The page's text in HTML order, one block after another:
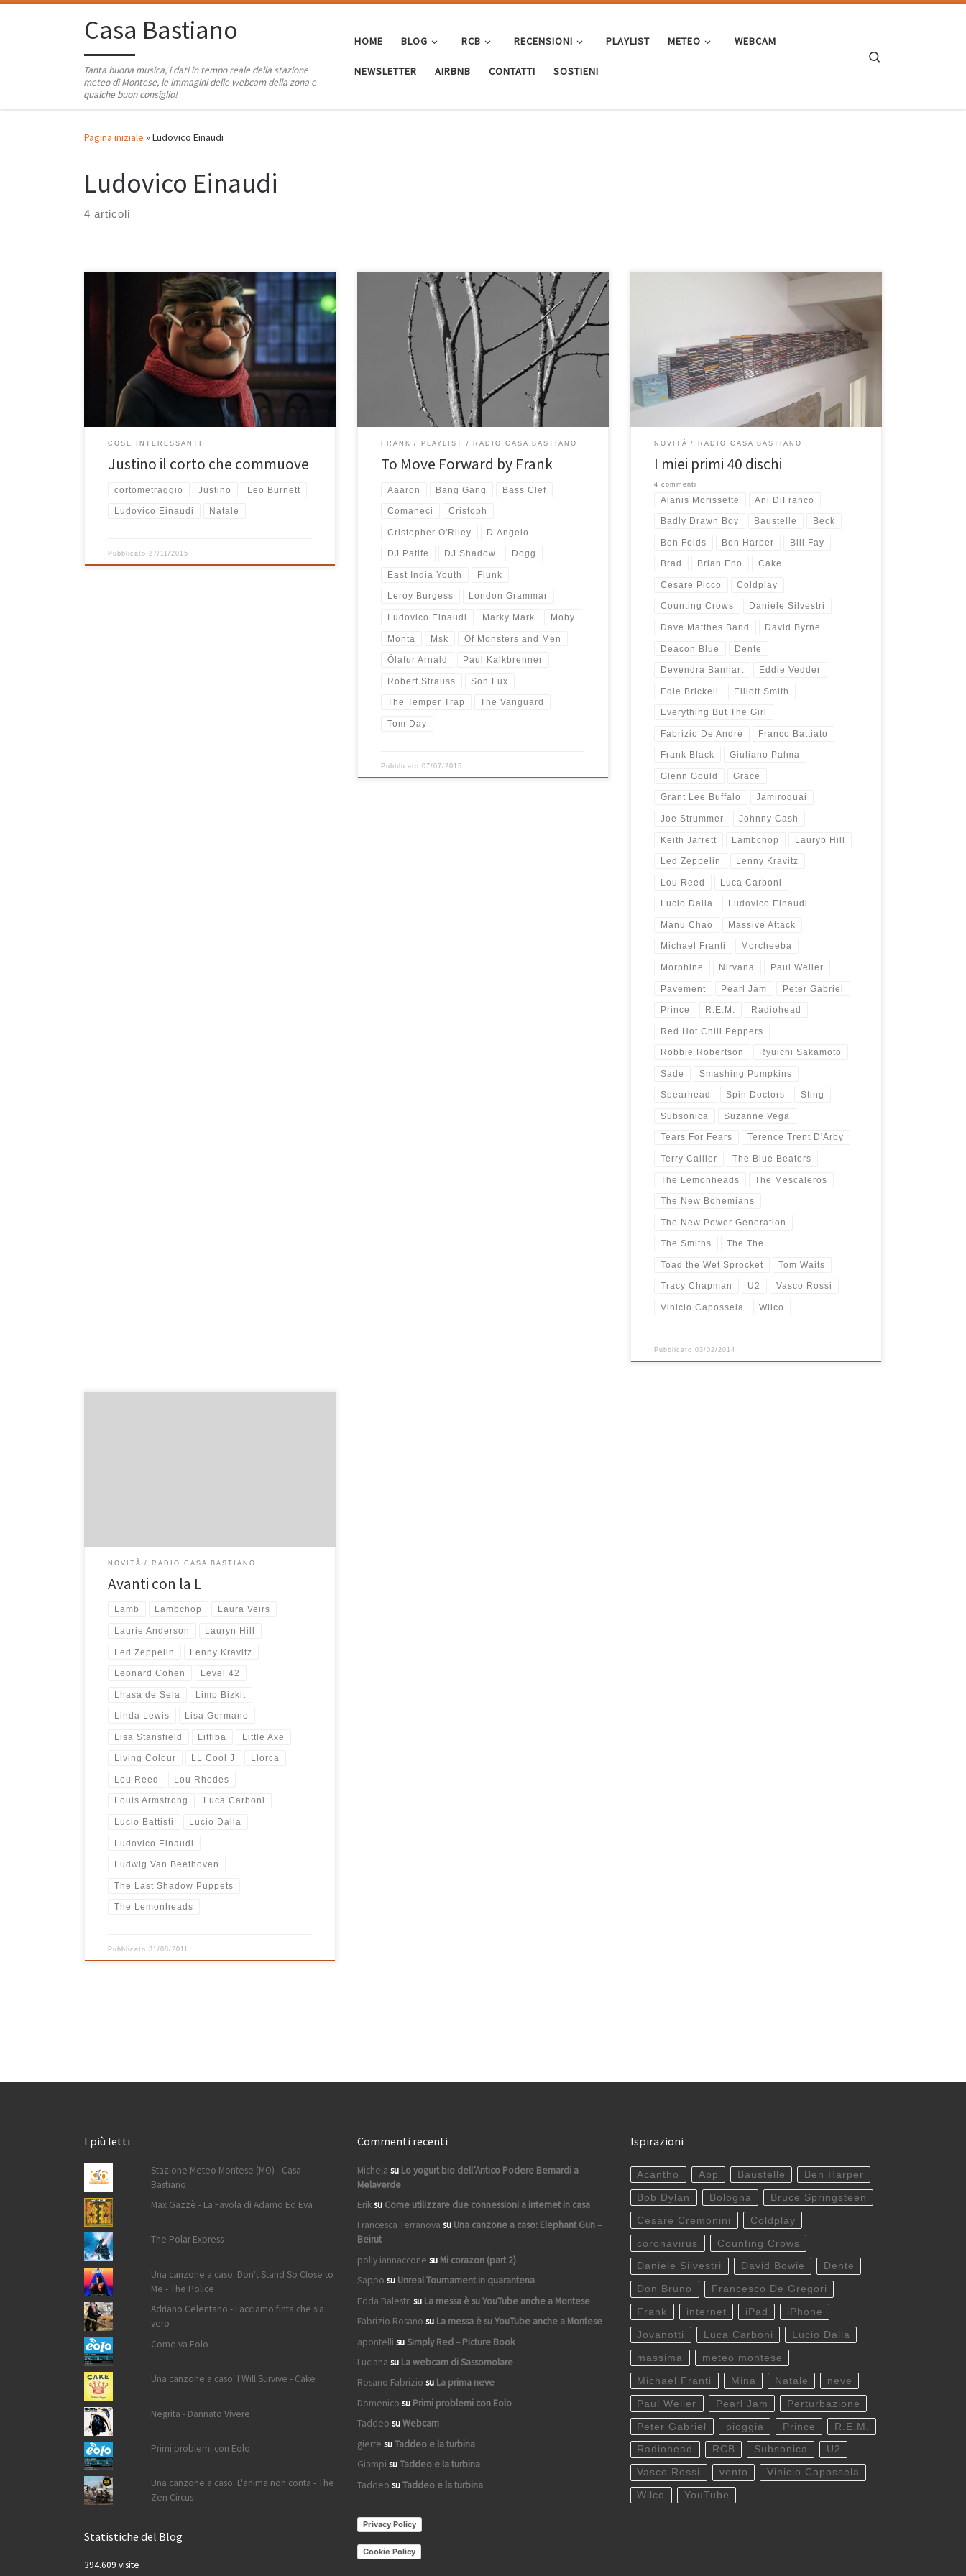
Passa al contenutoCasa Bastiano
Tanta buona musica, i dati in tempo reale della stazione
meteo di Montese, le immagini delle webcam della zona e
qualche buon consiglio!
HOME BLOG RCB RECENSIONI PLAYLIST METEO WEBCAM
NEWSLETTER AIRBNB CONTATTI SOSTIENI
Pagina iniziale »Ludovico Einaudi
Ludovico Einaudi
4 articoli
L’abbiamo visto insieme ai bimbi e al cane sul divano
mentre fuori nevicava e ci ha emozionato. D’accordo,
direte voi, siamo cuori teneri a Casa Bastiano ed il
contesto era perfetto per goderselo, ma devo dire
che c’è di più in questo cortometraggio realizzato
dall’agenzia pubblicitaria Leo Burnett per
pubblicizzare […]
COSE INTERESSANTI
Justino il corto che commuove
cortometraggio Justino Leo Burnett
Ludovico Einaudi Natale
Pubblicato 27/11/2015
Come ogni martedì, l’amico Frank delizia gli ascoltatori
di Radio Casa Bastiano con le sue scelte musicali
sempre nuove e molto azzeccate. Sono sempre
decisamente interessanti e mai banali i percorsi
musicali che ci propone tutti martedì dalle 20 in poi su
RCB e le 23 le tracce selezionate oggi da […]
FRANK PLAYLIST RADIO CASA BASTIANO
To Move Forward by Frank
Aaaron Bang Gang Bass Clef
Comaneci Cristoph
Cristopher O'Riley D’Angelo
DJ Patife DJ Shadow Dogg
East India Youth Flunk
Leroy Burgess London Grammar
Ludovico Einaudi Marky Mark Moby
Monta Msk Of Monsters and Men
Ólafur Arnald Paul Kalkbrenner
Robert Strauss Son Lux
The Temper Trap The Vanguard
Tom Day
Pubblicato07/07/2015
Oggi compio 40 anni e, tra i vari bilanci che pesano su
questa giornata, ho deciso di farne uno anche
musicale. Non è una classifica, non ci sono primi e
ultimi posti, solo una lista di dischi che inizialmente
dovevano essere 40, ma sono diventati
NOVITÀ RADIO CASA BASTIANO
I miei primi 40 dischi
4 commenti
Alanis Morissette Ani DiFranco
Badly Drawn Boy Baustelle Beck
Ben Folds Ben Harper Bill Fay
Brad Brian Eno Cake
Cesare Picco Coldplay
Counting Crows Daniele Silvestri
Dave Matthes Band David Byrne
Deacon Blue Dente
Devendra Banhart Eddie Vedder
Edie Brickell Elliott Smith
Everything But The Girl
Fabrizio De André Franco Battiato
Frank Black Giuliano Palma
Glenn Gould Grace
Grant Lee Buffalo Jamiroquai
Joe Strummer Johnny Cash
Keith Jarrett Lambchop Lauryb Hill
Led Zeppelin Lenny Kravitz
Lou Reed Luca Carboni
Lucio Dalla Ludovico Einaudi
Manu Chao Massive Attack
Michael Franti Morcheeba
Morphine Nirvana Paul Weller
Pavement Pearl Jam Peter Gabriel
Prince R.E.M. Radiohead
Red Hot Chili Peppers
Robbie Robertson Ryuichi Sakamoto
Sade Smashing Pumpkins
Spearhead Spin Doctors Sting
Subsonica Suzanne Vega
Tears For Fears Terence Trent D'Arby
Terry Callier The Blue Beaters
The Lemonheads The Mescaleros
The New Bohemians
The New Power Generation
The Smiths The The
Toad the Wet Sprocket Tom Waits
Tracy Chapman U2 Vasco Rossi
Vinicio Capossela Wilco
Pubblicato03/02/2014
NOVITÀ RADIO CASA BASTIANO
Avanti con la L
Lamb Lambchop Laura Veirs
Laurie Anderson Lauryn Hill
Led Zeppelin Lenny Kravitz
Leonard Cohen Level 42
Lhasa de Sela Limp Bizkit
Linda Lewis Lisa Germano
Lisa Stansfield Litfiba Little Axe
Living Colour LL Cool J Llorca
Lou Reed Lou Rhodes
Louis Armstrong Luca Carboni
Lucio Battisti Lucio Dalla
Ludovico Einaudi
Ludwig Van Beethoven
The Last Shadow Puppets
The Lemonheads
Pubblicato31/08/2011
I più letti
Stazione Meteo Montese (MO) - Casa
Bastiano
Max Gazzè - La Favola di Adamo Ed Eva
The Polar Express
Una canzone a caso: Don't Stand So Close to
Me - The Police
Adriano Celentano - Facciamo finta che sia
vero
Come va Eolo
Una canzone a caso: I Will Survive - Cake
Negrita - Dannato Vivere
Primi problemi con Eolo
Una canzone a caso: L'anima non conta - The
Zen Circus
Statistiche del Blog
394.609 visite
Commenti recenti
Michela su Lo yogurt bio dell’Antico Podere Bernardi a
Melaverde
Eriksu Come utilizzare due connessioni a internet in casa
Francesca Terranova su Una canzone a caso: Elephant Gun –
Beirut
polly iannaccone su Mi corazon (part 2)
Sappo su Unreal Tournament in quarantena
Edda Balestri su La messa è su YouTube anche a Montese
Fabrizio Rosano su La messa è su YouTube anche a Montese
apontelli suSimply Red – Picture Book
Luciana su La webcam di Sassomolare
Rosano Fabrizio su La prima neve
Domenico su Primi problemi con Eolo
Taddeo suWebcam
gierre suTaddeo e la turbina
Giampi suTaddeo e la turbina
Taddeo suTaddeo e la turbina
Privacy Policy
Cookie Policy
Ispirazioni
Acantho App Baustelle Ben Harper
Bob Dylan Bologna Bruce Springsteen
Cesare Cremonini Coldplay
coronavirus Counting Crows
Daniele Silvestri David Bowie Dente
Don Bruno Francesco De Gregori
Frank internet iPad iPhone
Jovanotti Luca Carboni Lucio Dalla
massima meteo montese
Michael Franti Mina Natale neve
Paul Weller Pearl Jam Perturbazione
Peter Gabriel pioggia Prince R.E.M.
Radiohead RCB Subsonica U2
Vasco Rossi vento Vinicio Capossela
Wilco YouTube